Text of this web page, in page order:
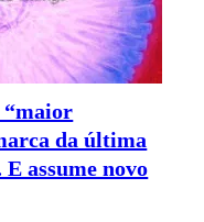
“maior
da última
assume novo